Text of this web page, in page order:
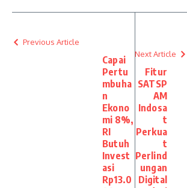
Previous Article
Capai
Pertu
mbuha
n
Ekono
mi 8%,
RI
Butuh
Invest
asi
Rp13.0
Next Article
Fitur
SATSP
AM
Indosa
t
Perkua
t
Perlind
ungan
Digital